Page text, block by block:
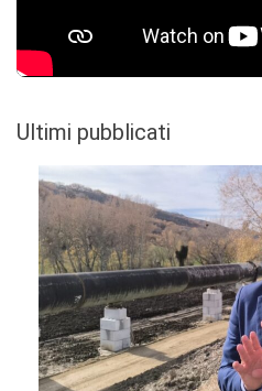
Ultimi pubblicati